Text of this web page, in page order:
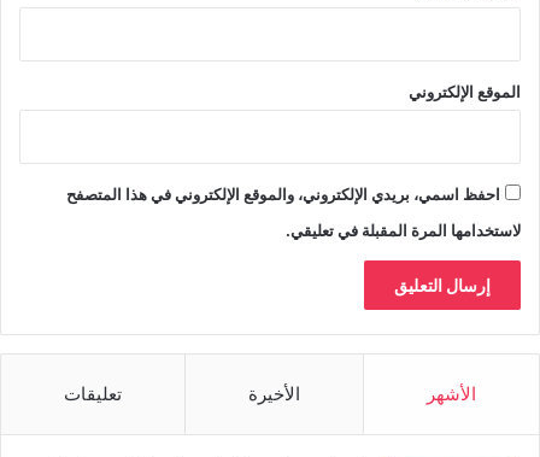
الموقع الإلكتروني
احفظ اسمي، بريدي الإلكتروني، والموقع الإلكتروني في هذا المتصفح
لاستخدامها المرة المقبلة في تعليقي.
الأشهر الأخيرة تعليقات